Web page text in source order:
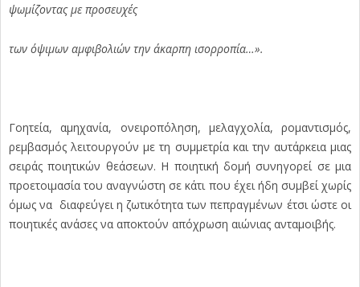
ψωμίζοντας με προσευχές
των όψιμων αμφιβολιών την άκαρπη ισορροπία…».
Γοητεία, αμηχανία, ονειροπόληση, μελαγχολία, ρομαντισμός,
ρεμβασμός λειτουργούν με τη συμμετρία και την αυτάρκεια μιας
σειράς ποιητικών θεάσεων. Η ποιητική δομή συνηγορεί σε μια
προετοιμασία του αναγνώστη σε κάτι που έχει ήδη συμβεί χωρίς
όμως να διαφεύγει η ζωτικότητα των πεπραγμένων έτσι ώστε οι
ποιητικές ανάσες να αποκτούν απόχρωση αιώνιας ανταμοιβής.